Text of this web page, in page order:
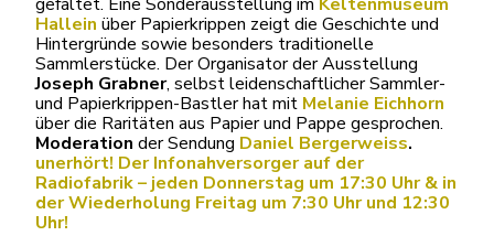
Hallein über Papierkrippen zeigt die Geschichte und
Hintergründe sowie besonders traditionelle
Sammlerstücke. Der Organisator der Ausstellung
Joseph Grabner, selbst leidenschaftlicher Sammler-
und Papierkrippen-Bastler hat mit Melanie Eichhorn
über die Raritäten aus Papier und Pappe gesprochen.
Moderation der Sendung Daniel Bergerweiss.
unerhört! Der Infonahversorger auf der
Radiofabrik – jeden Donnerstag um 17:30 Uhr & in
der Wiederholung Freitag um 7:30 Uhr und 12:30
Uhr!